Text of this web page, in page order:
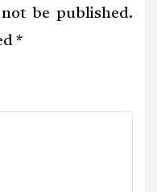
be published.
*